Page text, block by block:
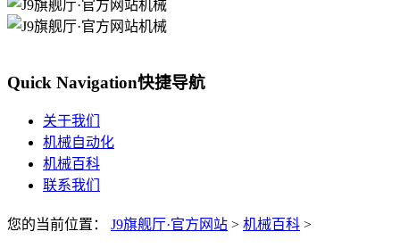
Quick Navigation快捷导航
关于我们
机械自动化
机械百科
联系我们
您的当前位置： J9旗舰厅·官方网站 > 机械百科 >